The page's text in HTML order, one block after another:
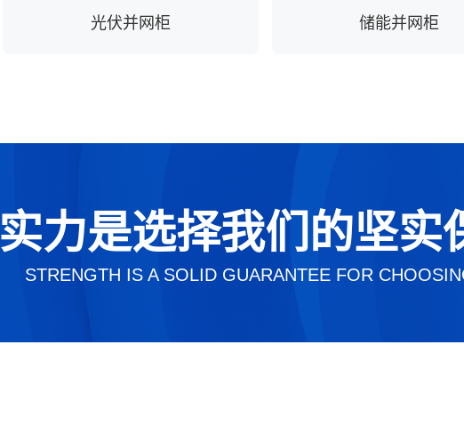
光伏并网柜 储能并网柜
实力是选择我们的坚实
STRENGTH IS A SOLID GUARANTEE FOR